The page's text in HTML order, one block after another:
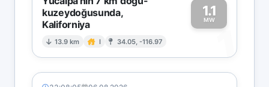
kuzeydoğusunda,
Kaliforniya
13.9 km I 34.05, -116.97
1.1
MW
1